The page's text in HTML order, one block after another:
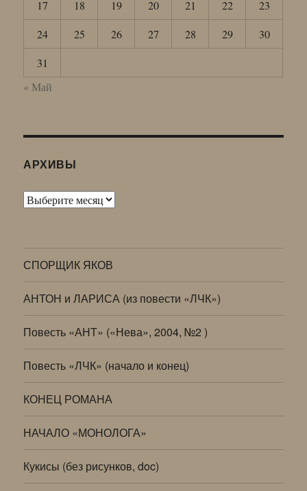
17 18 19 20 21 22
23
24
25 26 27 28 29
30
31
« Май
АРХИВЫ
Архивы
СПОРЩИК ЯКОВ
АНТОН и ЛАРИСА (из повести «ЛЧК»)
Повесть «АНТ» («Нева», 2004, №2 )
Повесть «ЛЧК» (начало и конец)
КОНЕЦ РОМАНА
НАЧАЛО «МОНОЛОГА»
Кукисы (без рисунков, doc)